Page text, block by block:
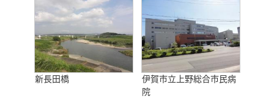
新長田橋
伊賀市立上野総合市民病
院